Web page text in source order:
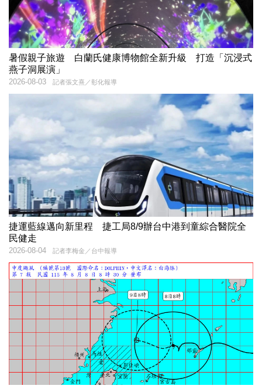
暑假親子旅遊 白蘭氏健康博物館全新升級 打造「沉浸式
燕子洞展演」
記者張文熹／彰化報導
2026-08-03
捷運藍線邁向新里程 捷工局8/9辦台中港到童綜合醫院全
民健走
記者李梅金／台中報導
2026-08-04